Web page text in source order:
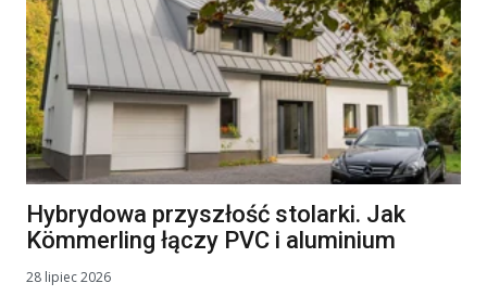
Hybrydowa przyszłość stolarki. Jak
Kömmerling łączy PVC i aluminium
28 lipiec 2026